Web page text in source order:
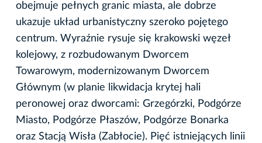
obejmuje pełnych granic miasta, ale dobrze
ukazuje układ urbanistyczny szeroko pojętego
centrum. Wyraźnie rysuje się krakowski węzeł
kolejowy, z rozbudowanym Dworcem
Towarowym, modernizowanym Dworcem
Głównym (w planie likwidacja krytej hali
peronowej oraz dworcami: Grzegórzki, Podgórze
Miasto, Podgórze Płaszów, Podgórze Bonarka
oraz Stacją Wisła (Zabłocie). Pięć istniejących linii